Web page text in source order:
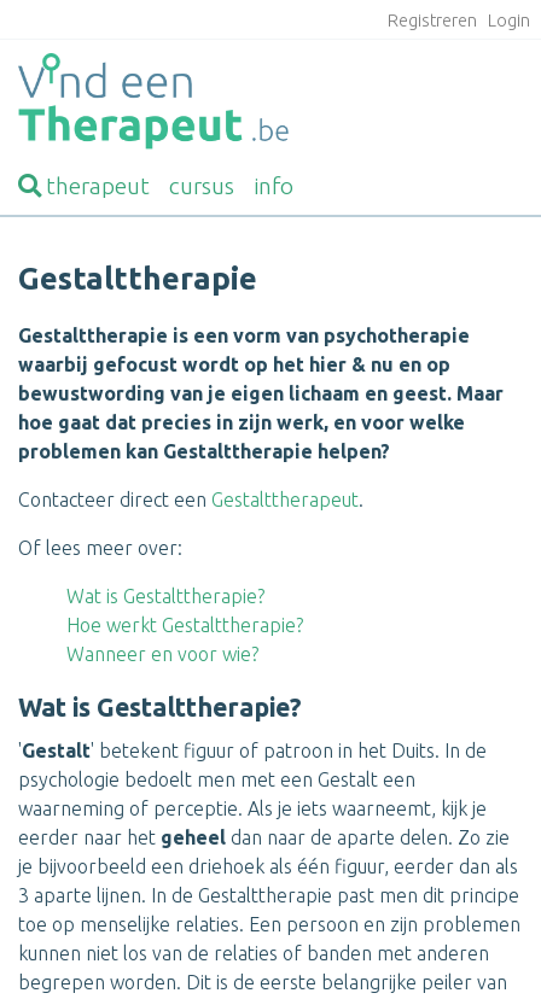
Registreren Login
therapeut cursus info
Gestalttherapie
Gestalttherapie is een vorm van psychotherapie
waarbij gefocust wordt op het hier & nu en op
bewustwording van je eigen lichaam en geest. Maar
hoe gaat dat precies in zijn werk, en voor welke
problemen kan Gestalttherapie helpen?
Contacteer direct een Gestalttherapeut.
Of lees meer over:
Wat is Gestalttherapie?
Hoe werkt Gestalttherapie?
Wanneer en voor wie?
Wat is Gestalttherapie?
'Gestalt' betekent figuur of patroon in het Duits. In de
psychologie bedoelt men met een Gestalt een
waarneming of perceptie. Als je iets waarneemt, kijk je
eerder naar het geheel dan naar de aparte delen. Zo zie
je bijvoorbeeld een driehoek als één figuur, eerder dan als
3 aparte lijnen. In de Gestalttherapie past men dit principe
toe op menselijke relaties. Een persoon en zijn problemen
kunnen niet los van de relaties of banden met anderen
begrepen worden. Dit is de eerste belangrijke peiler van